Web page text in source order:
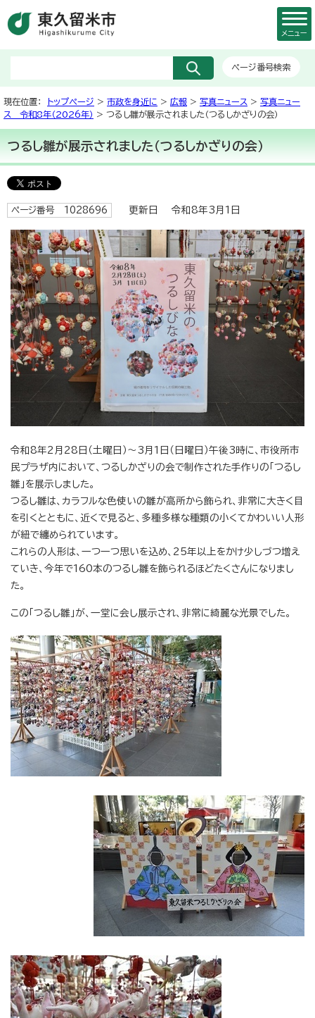
ページ番号検索
メニュー
現在位置： トップページ > 市政を身近に > 広報 > 写真ニュース > 写真ニュー
ス 令和8年（2026年） > つるし雛が展示されました（つるしかざりの会）
つるし雛が展示されました（つるしかざりの会）
ページ番号 1028696 更新日 令和8年3月1日
令和8年2月28日（土曜日）～3月1日（日曜日）午後3時に、市役所市
民プラザ内において、つるしかざりの会で制作された手作りの「つるし
雛」を展示しました。
つるし雛は、カラフルな色使いの雛が高所から飾られ、非常に大きく目
を引くとともに、近くで見ると、多種多様な種類の小くてかわいい人形
が紐で纏められています。
これらの人形は、一つ一つ思いを込め、25年以上をかけ少しづつ増え
ていき、今年で160本のつるし雛を飾られるほどたくさんになりまし
た。
この「つるし雛」が、一堂に会し展示され、非常に綺麗な光景でした。